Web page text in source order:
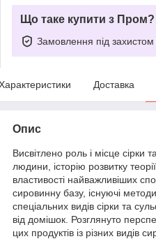
Що таке купити з Пром?
Замовлення під захистом
Доставка
Опис
Висвітлено роль і місце сірки
людини, історію розвитку
властивості найважливіших
сировинну базу, існуючі
спеціальних видів сірки та
від домішок. Розглянуто
цих продуктів із різних видів